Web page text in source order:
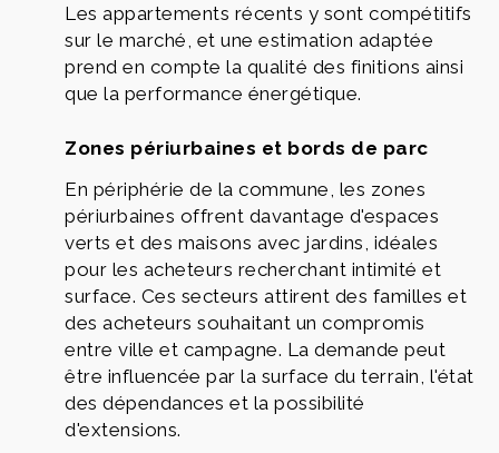
Les appartements récents y sont compétitifs
sur le marché, et une estimation adaptée
prend en compte la qualité des finitions ainsi
que la performance énergétique.
Zones périurbaines et bords de parc
En périphérie de la commune, les zones
périurbaines offrent davantage d'espaces
verts et des maisons avec jardins, idéales
pour les acheteurs recherchant intimité et
surface. Ces secteurs attirent des familles et
des acheteurs souhaitant un compromis
entre ville et campagne. La demande peut
être influencée par la surface du terrain, l'état
des dépendances et la possibilité
d'extensions.